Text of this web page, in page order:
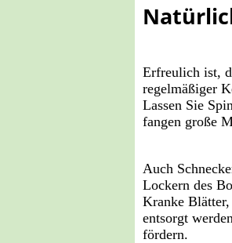
Erfreulich ist,
regelmäßiger
Lassen Sie
fangen große
Auch
Lockern des
Kranke
entsorgt
fördern.